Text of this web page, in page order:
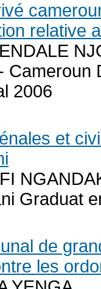
relative
2006
et
Graduat
de
les